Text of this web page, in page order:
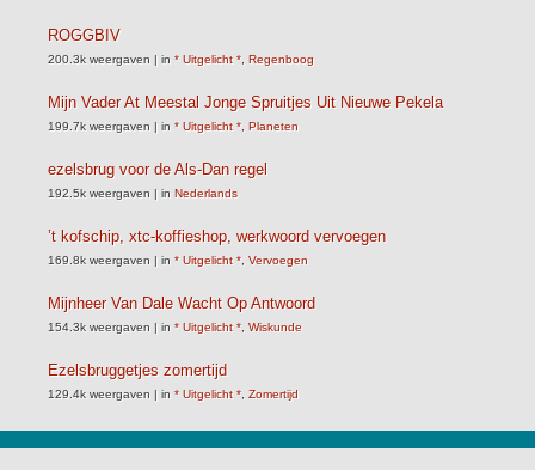
ROGGBIV
200.3k weergaven | in * Uitgelicht * Regenboog
Mijn Vader At Meestal Jonge Spruitjes Uit Nieuwe Pekela
199.7k weergaven | in * Uitgelicht * Planeten
ezelsbrug voor de Als-Dan regel
192.5k weergaven | in Nederlands
’t kofschip, xtc-koffieshop, werkwoord vervoegen
169.8k weergaven | in * Uitgelicht * Vervoegen
Mijnheer Van Dale Wacht Op Antwoord
154.3k weergaven | in * Uitgelicht * Wiskunde
Ezelsbruggetjes zomertijd
129.4k weergaven | in * Uitgelicht * Zomertijd